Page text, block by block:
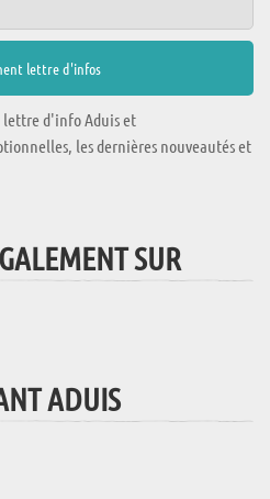
lettre d'info Aduis et
les dernières nouveautés et
SUR
ADUIS